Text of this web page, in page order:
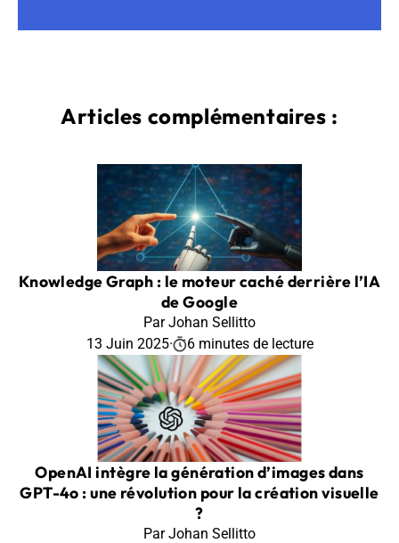
Articles complémentaires :
Knowledge Graph : le moteur caché derrière l’IA
de Google
Par Johan Sellitto
13 Juin 2025· 6 minutes de lecture
OpenAI intègre la génération d’images dans
GPT-4o : une révolution pour la création visuelle
?
Par Johan Sellitto